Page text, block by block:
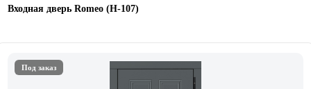
Входная дверь Romeo (Н-107)
Под заказ